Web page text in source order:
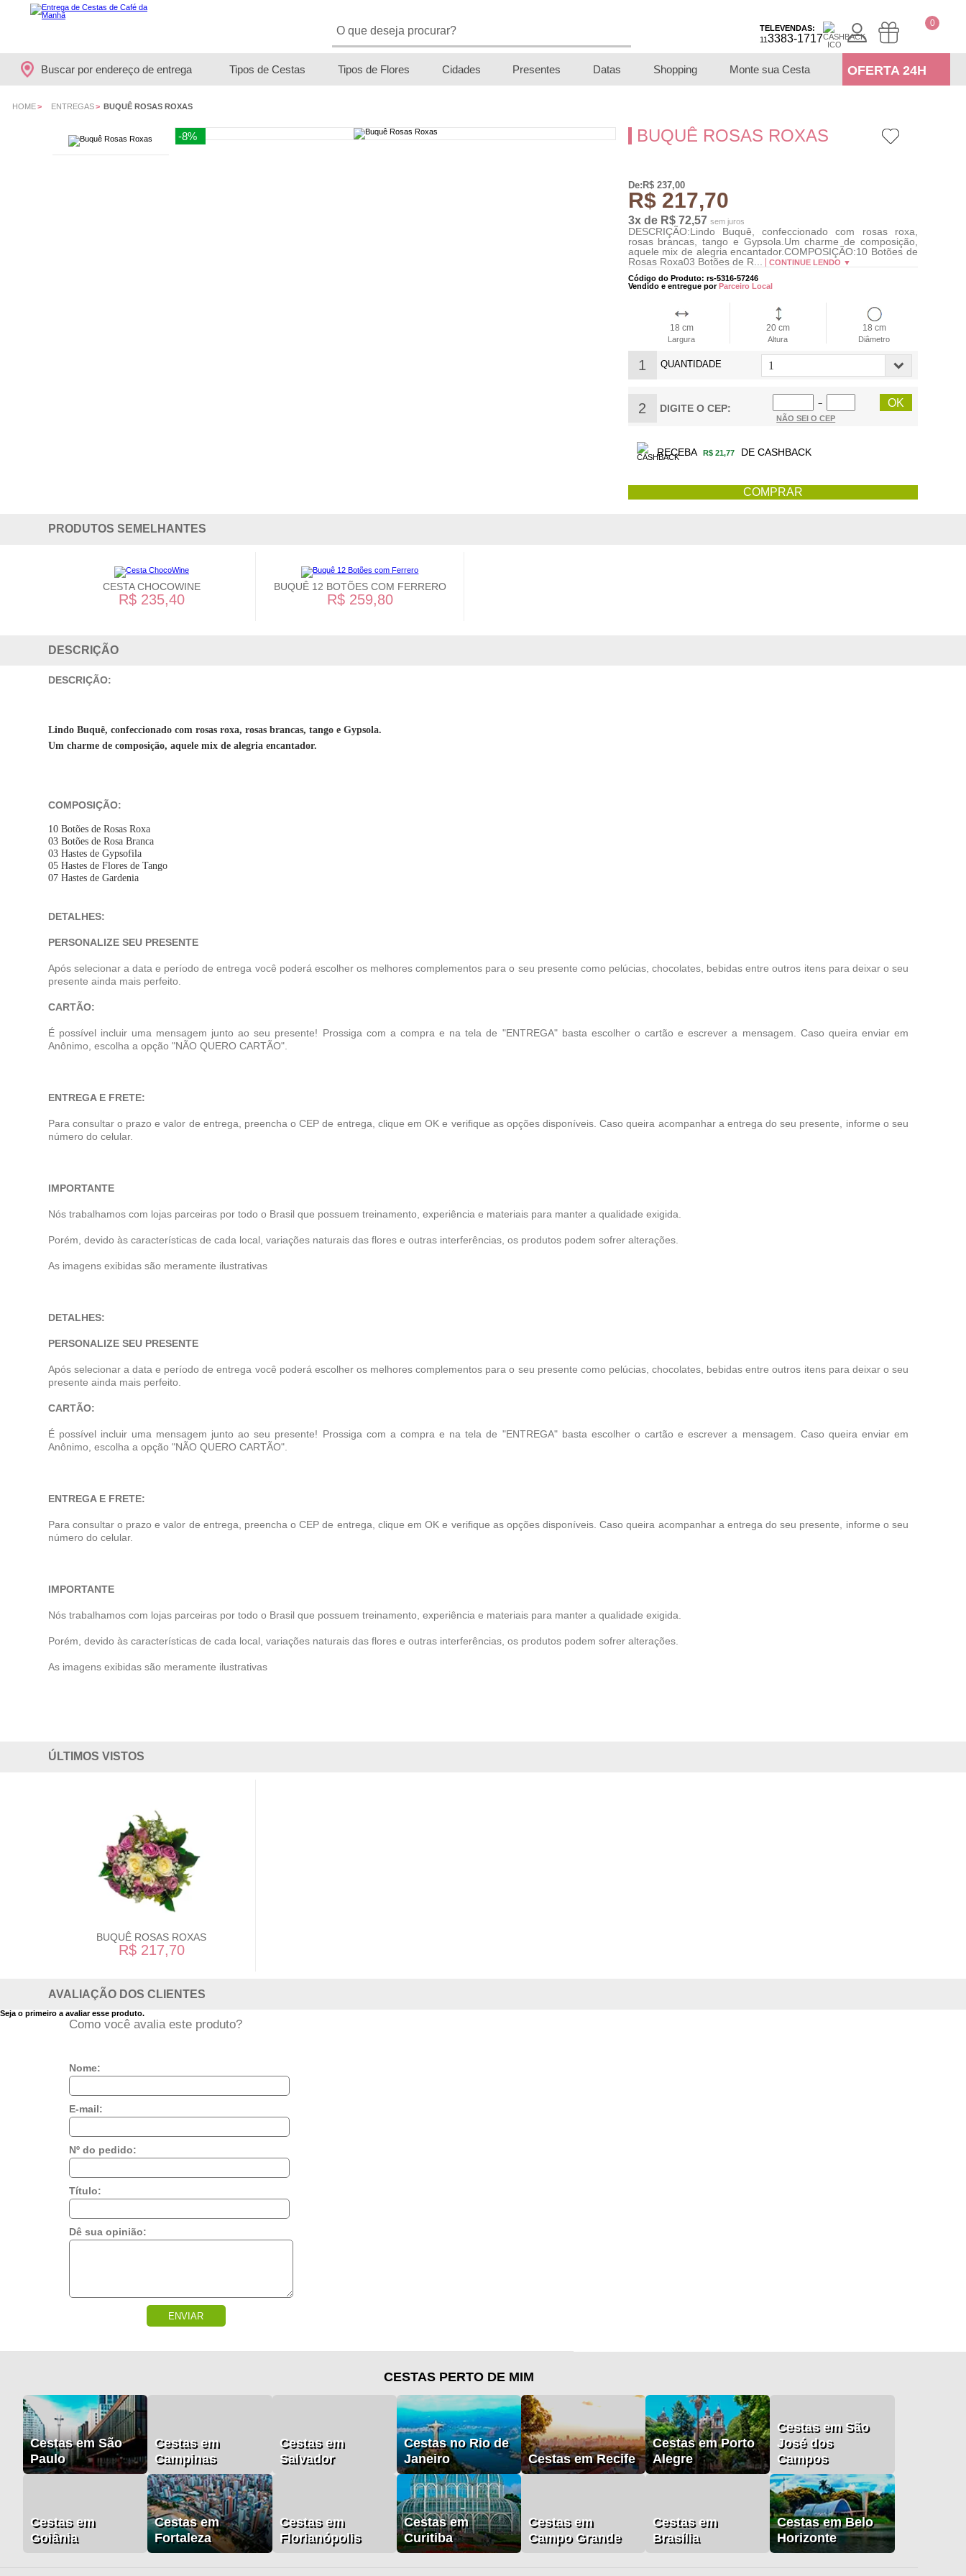
0
TELEVENDAS:
113383-1717
Buscar por endereço de entrega Tipos de Cestas Tipos de Flores Cidades Presentes Datas Shopping Monte sua Cesta OFERTA 24H
HOME> ENTREGAS> BUQUÊ ROSAS ROXAS
-8% BUQUÊ ROSAS ROXAS
De:R$ 237,00
R$ 217,70
3x de R$ 72,57 sem juros
DESCRIÇÃO:Lindo Buquê, confeccionado com rosas roxa,
rosas brancas, tango e Gypsola.Um charme de composição,
aquele mix de alegria encantador.COMPOSIÇÃO:10 Botões de
Rosas Roxa03 Botões de R...
CONTINUE LENDO ▼
Código do Produto: rs-5316-57246
Vendido e entregue porParceiro Local
18 cm
Largura
20 cm
Altura
18 cm
Diâmetro
1 QUANTIDADE
2 DIGITE O CEP:
−
NÃO SEI O CEP
RECEBA R$ 21,77 DE CASHBACK
PRODUTOS SEMELHANTES
CESTA CHOCOWINE
R$ 235,40
BUQUÊ 12 BOTÕES COM FERRERO
R$ 259,80
DESCRIÇÃO
DESCRIÇÃO:
Lindo Buquê, confeccionado com rosas roxa, rosas brancas, tango e Gypsola.
Um charme de composição, aquele mix de alegria encantador.
COMPOSIÇÃO:
10 Botões de Rosas Roxa
03 Botões de Rosa Branca
03 Hastes de Gypsofila
05 Hastes de Flores de Tango
07 Hastes de Gardenia
DETALHES:
PERSONALIZE SEU PRESENTE
Após selecionar a data e período de entrega você poderá escolher os melhores complementos para o seu presente como pelúcias, chocolates, bebidas entre outros itens para deixar o seu
presente ainda mais perfeito.
CARTÃO:
É possível incluir uma mensagem junto ao seu presente! Prossiga com a compra e na tela de "ENTREGA" basta escolher o cartão e escrever a mensagem. Caso queira enviar em
Anônimo, escolha a opção "NÃO QUERO CARTÃO".
ENTREGA E FRETE:
Para consultar o prazo e valor de entrega, preencha o CEP de entrega, clique em OK e verifique as opções disponíveis. Caso queira acompanhar a entrega do seu presente, informe o seu
número do celular.
IMPORTANTE
Nós trabalhamos com lojas parceiras por todo o Brasil que possuem treinamento, experiência e materiais para manter a qualidade exigida.
Porém, devido às características de cada local, variações naturais das flores e outras interferências, os produtos podem sofrer alterações.
As imagens exibidas são meramente ilustrativas
DETALHES:
PERSONALIZE SEU PRESENTE
Após selecionar a data e período de entrega você poderá escolher os melhores complementos para o seu presente como pelúcias, chocolates, bebidas entre outros itens para deixar o seu
presente ainda mais perfeito.
CARTÃO:
É possível incluir uma mensagem junto ao seu presente! Prossiga com a compra e na tela de "ENTREGA" basta escolher o cartão e escrever a mensagem. Caso queira enviar em
Anônimo, escolha a opção "NÃO QUERO CARTÃO".
ENTREGA E FRETE:
Para consultar o prazo e valor de entrega, preencha o CEP de entrega, clique em OK e verifique as opções disponíveis. Caso queira acompanhar a entrega do seu presente, informe o seu
número do celular.
IMPORTANTE
Nós trabalhamos com lojas parceiras por todo o Brasil que possuem treinamento, experiência e materiais para manter a qualidade exigida.
Porém, devido às características de cada local, variações naturais das flores e outras interferências, os produtos podem sofrer alterações.
As imagens exibidas são meramente ilustrativas
ÚLTIMOS VISTOS
BUQUÊ ROSAS ROXAS
R$ 217,70
AVALIAÇÃO DOS CLIENTES
Seja o primeiro a avaliar esse produto.
Como você avalia este produto?
Nome:
E-mail:
Nº do pedido:
Título:
Dê sua opinião:
ENVIAR
CESTAS PERTO DE MIM
Cestas em São
Paulo
Cestas em
Campinas
Cestas em
Salvador
Cestas no Rio de
Janeiro
Cestas em Recife
Cestas em Porto
Alegre
Cestas em São
José dos
Campos
Cestas em
Goiânia
Cestas em
Fortaleza
Cestas em
Florianópolis
Cestas em
Curitiba
Cestas em
Campo Grande
Cestas em
Brasília
Cestas em Belo
Horizonte